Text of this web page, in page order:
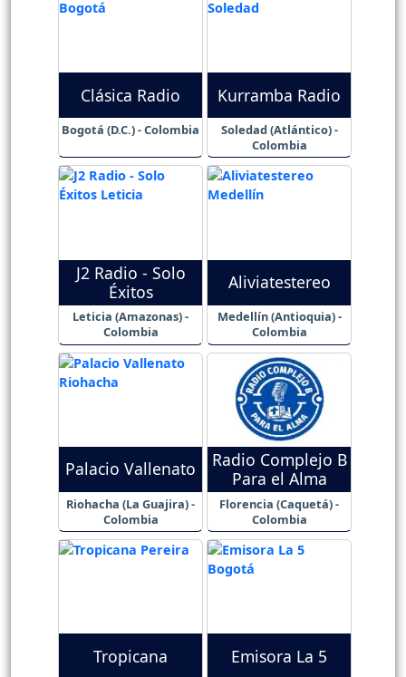
Clásica Radio
Bogotá (D.C.) - Colombia
Kurramba Radio
Soledad (Atlántico) -
Colombia
J2 Radio - Solo
Éxitos
Leticia (Amazonas) -
Colombia
Aliviatestereo
Medellín (Antioquia) -
Colombia
Palacio Vallenato
Riohacha (La Guajira) -
Colombia
Radio Complejo B
Para el Alma
Florencia (Caquetá) -
Colombia
Tropicana Emisora La 5